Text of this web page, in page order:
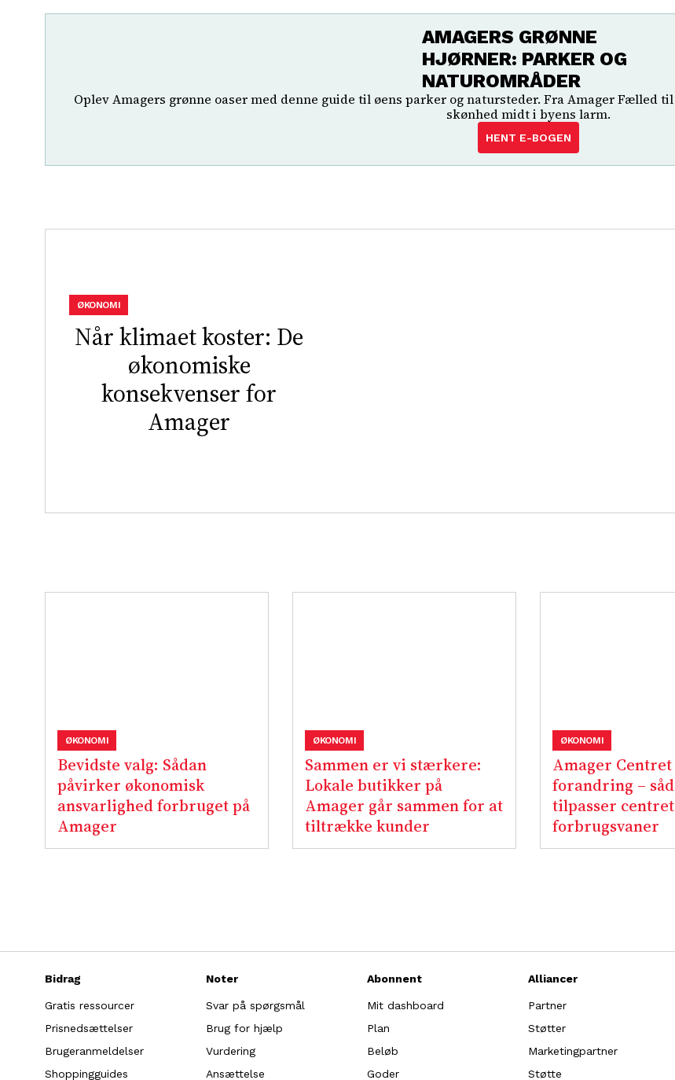
AMAGERS GRØNNE
HJØRNER: PARKER OG
NATUROMRÅDER
Oplev Amagers grønne oaser med denne guide til øens parker og natursteder. Fra Amager Fælled
skønhed midt i byens larm.
HENT E-BOGEN
Når klimaet koster: De
økonomiske
konsekvenser for
Amager
ØKONOMI
Bevidste valg: Sådan
påvirker økonomisk
ansvarlighed forbruget på
Amager
ØKONOMI
Sammen er vi stærkere:
Lokale butikker på
Amager går sammen for at
tiltrække kunder
ØKONOMI
Amager
forandring –
tilpasser
forbrugsvaner
ØKONOMI
Bidrag
Gratis ressourcer
Prisnedsættelser
Brugeranmeldelser
Shoppingguides
Noter
Svar på spørgsmål
Brug for hjælp
Vurdering
Ansættelse
Abonnent
Mit dashboard
Plan
Beløb
Goder
Alliancer
Partner
Støtter
Marketingpartner
Støtte